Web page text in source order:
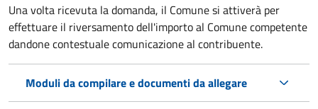
Una volta ricevuta la domanda, il Comune si attiverà per
effettuare il riversamento dell'importo al Comune competente
dandone contestuale comunicazione al contribuente.
Moduli da compilare e documenti da allegare